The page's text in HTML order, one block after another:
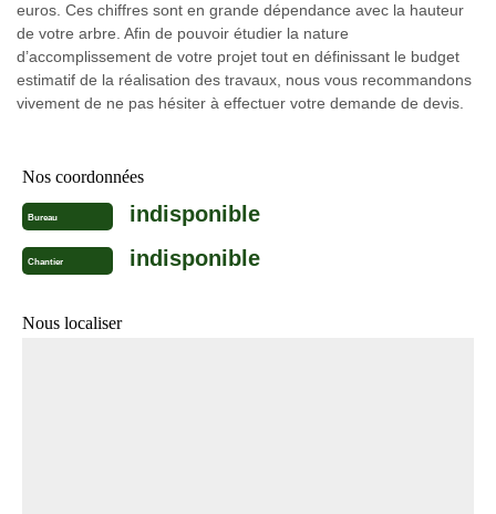
euros. Ces chiffres sont en grande dépendance avec la hauteur
de votre arbre. Afin de pouvoir étudier la nature
d’accomplissement de votre projet tout en définissant le budget
estimatif de la réalisation des travaux, nous vous recommandons
vivement de ne pas hésiter à effectuer votre demande de devis.
Nos coordonnées
Bureau indisponible
Chantier indisponible
Nous localiser